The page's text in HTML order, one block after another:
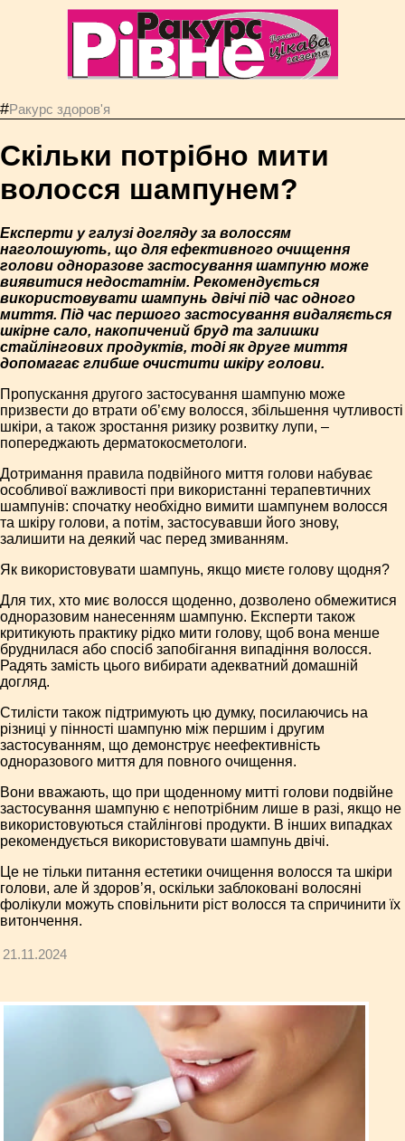
#Ракурс здоров'я
Скільки потрібно мити
волосся шампунем?
Експерти у галузі догляду за волоссям
наголошують, що для ефективного очищення
голови одноразове застосування шампуню може
виявитися недостатнім. Рекомендується
використовувати шампунь двічі під час одного
миття. Під час першого застосування видаляється
шкірне сало, накопичений бруд та залишки
стайлінгових продуктів, тоді як друге миття
допомагає глибше очистити шкіру голови.
Пропускання другого застосування шампуню може
призвести до втрати об’єму волосся, збільшення чутливості
шкіри, а також зростання ризику розвитку лупи, –
попереджають дерматокосметологи.
Дотримання правила подвійного миття голови набуває
особливої важливості при використанні терапевтичних
шампунів: спочатку необхідно вимити шампунем волосся
та шкіру голови, а потім, застосувавши його знову,
залишити на деякий час перед змиванням.
Як використовувати шампунь, якщо миєте голову щодня?
Для тих, хто миє волосся щоденно, дозволено обмежитися
одноразовим нанесенням шампуню. Експерти також
критикують практику рідко мити голову, щоб вона менше
бруднилася або спосіб запобігання випадіння волосся.
Радять замість цього вибирати адекватний домашній
догляд.
Стилісти також підтримують цю думку, посилаючись на
різниці у пінності шампуню між першим і другим
застосуванням, що демонструє неефективність
одноразового миття для повного очищення.
Вони вважають, що при щоденному митті голови подвійне
застосування шампуню є непотрібним лише в разі, якщо не
використовуються стайлінгові продукти. В інших випадках
рекомендується використовувати шампунь двічі.
Це не тільки питання естетики очищення волосся та шкіри
голови, але й здоров’я, оскільки заблоковані волосяні
фолікули можуть сповільнити ріст волосся та спричинити їх
витончення.
21.11.2024